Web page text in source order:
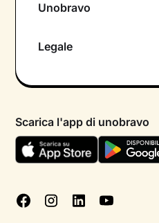
Unobravo
Psicologo in chat
Aiuto urgente
FAQ
Legale
Termini e condizioni
Informativa Privacy
Cookie policy
Scarica l'app di unobravo